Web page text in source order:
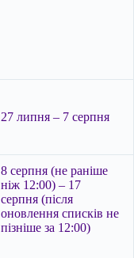
27 липня – 7 серпня
8 серпня (не раніше
ніж 12:00) – 17
серпня (після
оновлення списків не
пізніше за 12:00)